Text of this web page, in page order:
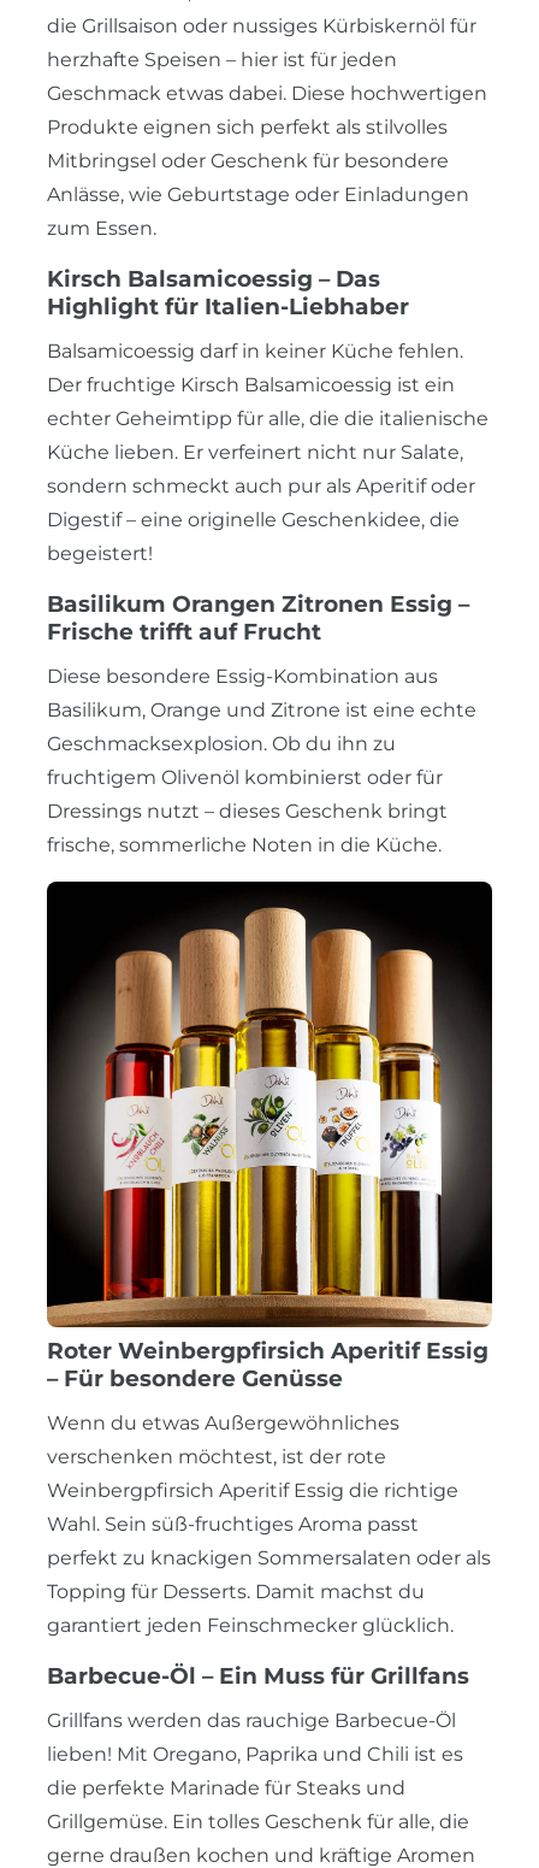
die Grillsaison oder nussiges Kürbiskernöl für
herzhafte Speisen – hier ist für jeden
Geschmack etwas dabei. Diese hochwertigen
Produkte eignen sich perfekt als stilvolles
Mitbringsel oder Geschenk für besondere
Anlässe, wie Geburtstage oder Einladungen
zum Essen.
Kirsch Balsamicoessig – Das
Highlight für Italien-Liebhaber
Balsamicoessig darf in keiner Küche fehlen.
Der fruchtige Kirsch Balsamicoessig ist ein
echter Geheimtipp für alle, die die italienische
Küche lieben. Er verfeinert nicht nur Salate,
sondern schmeckt auch pur als Aperitif oder
Digestif – eine originelle Geschenkidee, die
begeistert!
Basilikum Orangen Zitronen Essig –
Frische trifft auf Frucht
Diese besondere Essig-Kombination aus
Basilikum, Orange und Zitrone ist eine echte
Geschmacksexplosion. Ob du ihn zu
fruchtigem Olivenöl kombinierst oder für
Dressings nutzt – dieses Geschenk bringt
frische, sommerliche Noten in die Küche.
Roter Weinbergpfirsich Aperitif Essig
– Für besondere Genüsse
Wenn du etwas Außergewöhnliches
verschenken möchtest, ist der rote
Weinbergpfirsich Aperitif Essig die richtige
Wahl. Sein süß-fruchtiges Aroma passt
perfekt zu knackigen Sommersalaten oder als
Topping für Desserts. Damit machst du
garantiert jeden Feinschmecker glücklich.
Barbecue-Öl – Ein Muss für Grillfans
Grillfans werden das rauchige Barbecue-Öl
lieben! Mit Oregano, Paprika und Chili ist es
die perfekte Marinade für Steaks und
Grillgemüse. Ein tolles Geschenk für alle, die
gerne draußen kochen und kräftige Aromen